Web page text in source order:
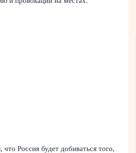
что Россия будет добиваться того,